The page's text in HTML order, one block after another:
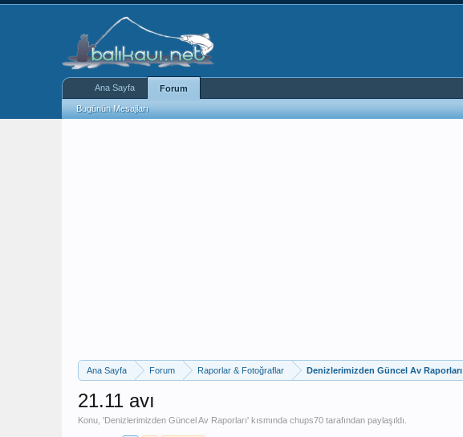
Ana Sayfa Forum Raporlar & Fotoğraflar Denizlerimizden Güncel Av Raporları
21.11 avı
Konu, 'Denizlerimizden Güncel Av Raporları' kısmında chups70 tarafından paylaşıldı.
Ana Sayfa Forum
Bugünün Mesajları